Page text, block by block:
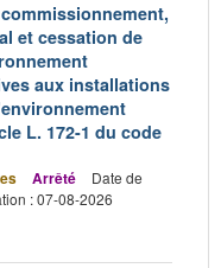
et cessation de
aux installations
L. 172-1 du code
Arrêté
Date de
: 07-08-2026